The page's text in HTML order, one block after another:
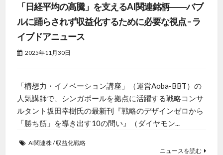
「日経平均の高騰」を支えるAI関連銘柄――バブ
ルに踊らされず収益化するために必要な視点 – ラ
イブドアニュース
2025年11月30日
「構想力・イノベーション講座」（運営Aoba-BBT）の
人気講師で、シンガポールを拠点に活躍する戦略コンサ
ルタント坂田幸樹氏の最新刊『戦略のデザインゼロから
「勝ち筋」を導き出す10の問い』（ダイヤモン...
AI関連株/収益化戦略
ニュースを読む